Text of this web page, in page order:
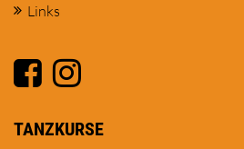
Links
TANZKURSE